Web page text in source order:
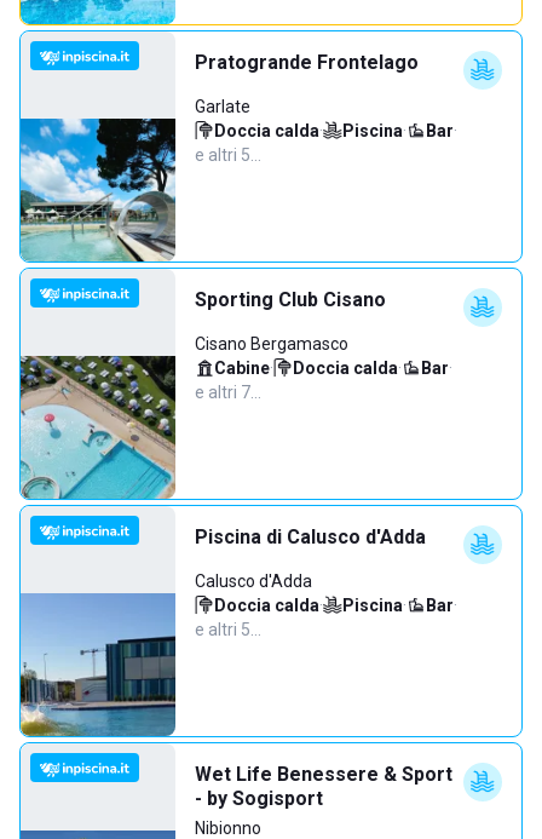
Pratogrande Frontelago
Garlate
Doccia calda· Piscina· Bar·
e altri 5…
Sporting Club Cisano
Cisano Bergamasco
Cabine· Doccia calda· Bar·
e altri 7…
Piscina di Calusco d'Adda
Calusco d'Adda
Doccia calda· Piscina· Bar·
e altri 5…
Wet Life Benessere & Sport
- by Sogisport
Nibionno